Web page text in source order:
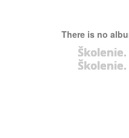
There is no